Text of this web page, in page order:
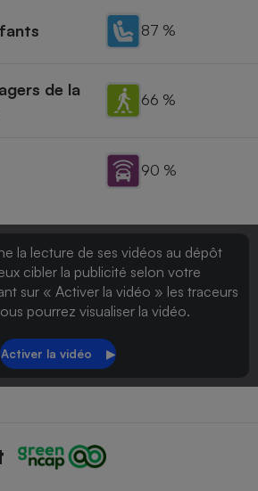
87 %
de la
66 %
90 %
la lecture de ses vidéos au dépôt
cibler la publicité selon votre
sur « Activer la vidéo » les traceurs
pourrez visualiser la vidéo.